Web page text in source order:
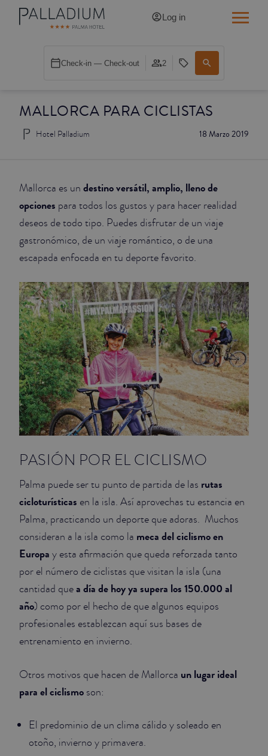
MALLORCA PARA CICLISTAS
18 Marzo 2019
Hotel Palladium
Mallorca es un destino versátil, amplio, lleno de
opciones para todos los gustos y para hacer realidad
deseos de todo tipo. Puedes disfrutar de un viaje
gastronómico, de un viaje romántico, o de una
escapada enfocada en tu deporte favorito.
PASIÓN POR EL CICLISMO
Palma puede ser tu punto de partida de las rutas
cicloturísticas en la isla. Así aprovechas tu estancia en
Palma, practicando un deporte que adoras. Muchos
consideran a la isla como la meca del ciclismo en
Europa y esta afirmación que queda reforzada tanto
por el número de ciclistas que visitan la isla (una
cantidad quea día de hoy ya supera los 150.000 al
año) como por el hecho de que algunos equipos
profesionales establezcan aquí sus bases de
entrenamiento en invierno.
Otros motivos que hacen de Mallorca un lugar ideal
para el ciclismo son:
El predominio de un clima cálido y soleado en
otoño, invierno y primavera.
Log in
Check-in — Check-out 2
SINGLE BALCONY CATHEDRAL
DOUBLE RED
DOUBLE INN CATHEDRAL
SUPERIOR
JUNIOR SUITES
SUITE